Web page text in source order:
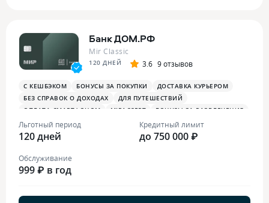
Банк ДОМ.РФ
Mir Classic
120 ДНЕЙ 3.6 9 отзывов
С КЕШБЭКОМ БОНУСЫ ЗА ПОКУПКИ
ДОСТАВКА КУРЬЕРОМ
БЕЗ СПРАВОК О ДОХОДАХ
ДЛЯ ПУТЕШЕСТВИЙ
ОПЛАТА СМАРТФОНОМ
MIRACCEPT
БОНУСЫ ЗА РАЗВЛЕЧЕНИЯ
БОНУСЫ В РЕСТОРАНАХ
Льготный период
120 дней
Кредитный лимит
до 750 000 ₽
Обслуживание
999 ₽ в год